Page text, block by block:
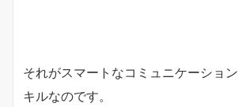
それがスマートなコミュニケーショ
キルなのです。